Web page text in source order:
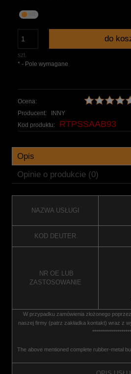
szt.
do
* - Pole wymagane
Ocena:
Producent:
INNY
Kod produktu:
RTPSSAAB93
Opis
Opinie o produkcie (0)
NAZWA USŁUGI
KOD DEUTER
NR OE LUB
ZASTOSOWANIE
W przypadku zamówienia złożonego
naszej firmy (patrz zakładka kontakt) wraz z
The above mentioned complete rubber-metal